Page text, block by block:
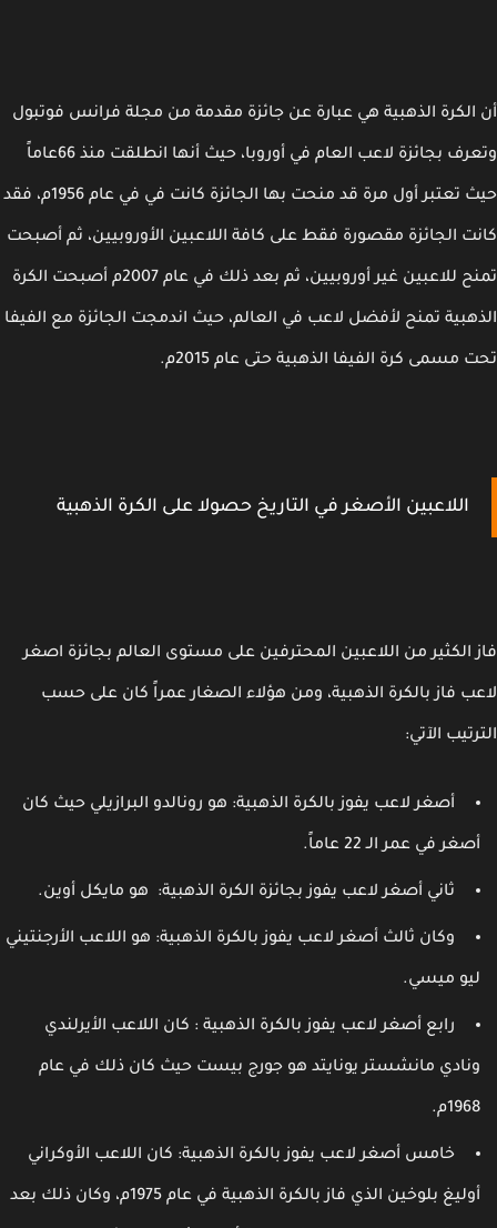
الذهبية هي عبارة عن جائزة مقدمة من مجلة فرانس فوتبول
وتعرف بجائزة لاعب العام في أوروبا، حيث أنها انطلقت منذ 66عاماً
حيث تعتبر أول مرة قد منحت بها الجائزة كانت في في عام 1956م، فقد
الجائزة مقصورة فقط على كافة اللاعبين الأوروبيين، ثم أصبحت
تمنح للاعبين غير أوروبيين، ثم بعد ذلك في عام 2007م أصبحت الكرة
تمنح لأفضل لاعب في العالم، حيث اندمجت الجائزة مع الفيفا
مسمى كرة الفيفا الذهبية حتى عام 2015م.
اللاعبين الأصغر في التاريخ حصولا على الكرة الذهبية
الكثير من اللاعبين المحترفين على مستوى العالم بجائزة اصغر
فاز بالكرة الذهبية، ومن هؤلاء الصغار عمراً كان على حسب
الآتي:
أصغر لاعب يفوز بالكرة الذهبية: هو رونالدو البرازيلي حيث كان
في عمر الـ 22 عاماً.
ثاني أصغر لاعب يفوز بجائزة الكرة الذهبية: هو مايكل أوين.
وكان ثالث أصغر لاعب يفوز بالكرة الذهبية: هو اللاعب الأرجنتيني
ميسي.
رابع أصغر لاعب يفوز بالكرة الذهبية : كان اللاعب الأيرلندي
مانشستر يونايتد هو جورج بيست حيث كان ذلك في عام
خامس أصغر لاعب يفوز بالكرة الذهبية: كان اللاعب الأوكراني
أوليغ بلوخين الذي فاز بالكرة الذهبية في عام 1975م، وكان ذلك بعد